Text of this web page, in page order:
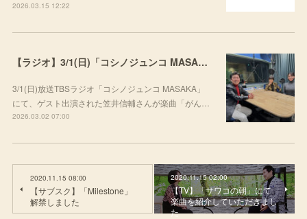
2026.03.15 12:22
【ラジオ】3/1(日)「コシノジュンコ MASAKA」にて楽曲をご紹介いただきました
3/1(日)放送TBSラジオ「コシノジュンコ MASAKA」
にて、ゲスト出演された笠井信輔さんが楽曲「がん…
2026.03.02 07:00
2020.11.15 08:00
【サブスク】「Milestone」
解禁しました
2020.11.15 02:00
【TV】「サワコの朝」にて
楽曲を紹介していただきまし
た